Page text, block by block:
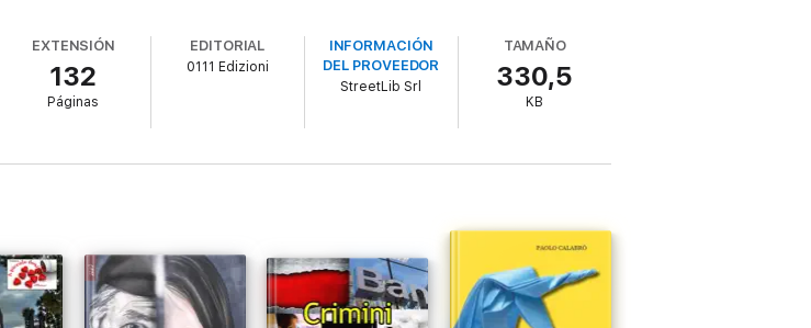
EXTENSIÓN
132
Páginas
EDITORIAL
0111 Edizioni
INFORMACIÓN
DEL PROVEEDOR
StreetLib Srl
TAMAÑO
330,5
KB